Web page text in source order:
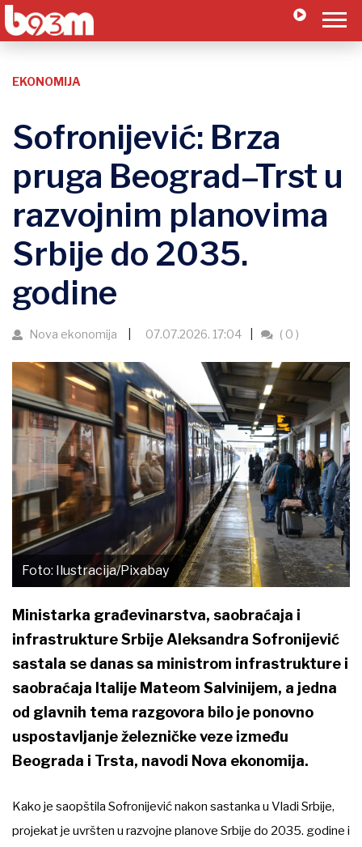
EKONOMIJA
Sofronijević: Brza
pruga Beograd–Trst u
razvojnim planovima
Srbije do 2035.
godine
Nova ekonomija 07.07.2026. 17:04 ( 0 )
Foto: Ilustracija/Pixabay
Ministarka građevinarstva, saobraćaja i
infrastrukture Srbije Aleksandra Sofronijević
sastala se danas sa ministrom infrastrukture i
saobraćaja Italije Mateom Salvinijem, a jedna
od glavnih tema razgovora bilo je ponovno
uspostavljanje železničke veze između
Beograda i Trsta, navodi Nova ekonomija.
Kako je saopštila Sofronijević nakon sastanka u Vladi Srbije,
projekat je uvršten u razvojne planove Srbije do 2035. godine i